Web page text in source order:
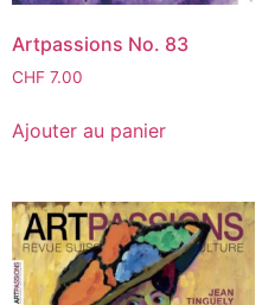
Artpassions No. 83
CHF 7.00
Ajouter au panier